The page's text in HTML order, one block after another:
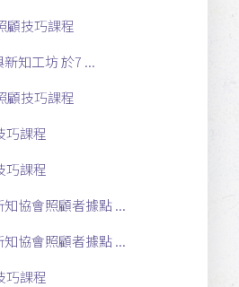
顧技巧課程
知工坊 於7 ...
顧技巧課程
巧課程
巧課程
知協會照顧者據點 ...
知協會照顧者據點 ...
巧課程